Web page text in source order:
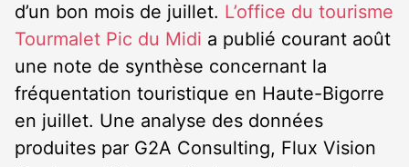
d’un bon mois de juillet. L’office du tourisme
Tourmalet Pic du Midi a publié courant août
une note de synthèse concernant la
fréquentation touristique en Haute-Bigorre
en juillet. Une analyse des données
produites par G2A Consulting, Flux Vision